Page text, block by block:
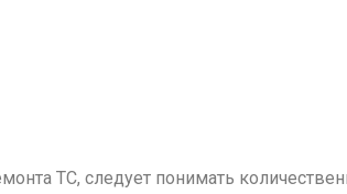
ТС, следует понимать